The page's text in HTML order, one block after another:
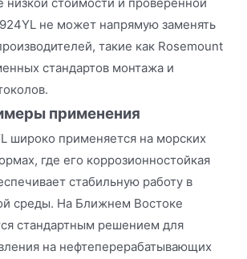
не может напрямую заменять
такие как Rosemount
стандартов монтажа и
применения
широко применяется на морских
где его коррозионностойкая
стабильную работу в
среды. На Ближнем Востоке
стандартным решением для
на нефтеперерабатывающих